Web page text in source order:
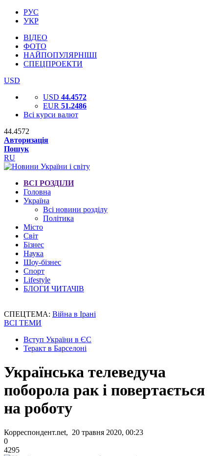
РУС
УКР
ВІДЕО
ФОТО
НАЙПОПУЛЯРНІШІ
СПЕЦПРОЕКТИ
USD
USD 44.4572
EUR 51.2486
Всі курси валют
44.4572
Авторизація
Пошук
RU
ВСІ РОЗДІЛИ
Головна
Україна
Всі новини розділу
Політика
Місто
Світ
Бізнес
Наука
Шоу-бізнес
Спорт
Lifestyle
БЛОГИ ЧИТАЧІВ
СПЕЦТЕМА: Війна в Ірані
ВСІ ТЕМИ
Вступ України в ЄС
Теракт в Барселоні
Українська телеведуча
поборола рак і повертається
на роботу
Корреспондент.net, 20 травня 2020, 00:23
0
4295